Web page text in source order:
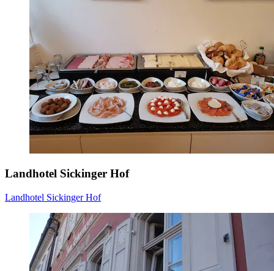
Landhotel Sickinger Hof
Landhotel Sickinger Hof